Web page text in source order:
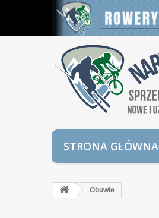
STRONA GŁÓWNA
Obuwie